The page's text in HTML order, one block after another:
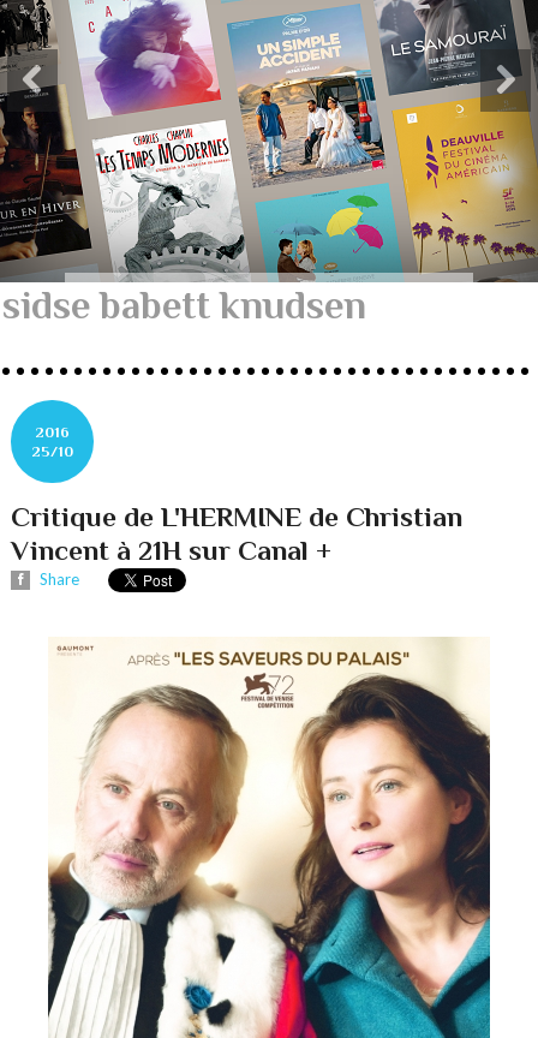
sidse babett knudsen
2016
25/10
Critique de L'HERMINE de Christian
Vincent à 21H sur Canal +
Share